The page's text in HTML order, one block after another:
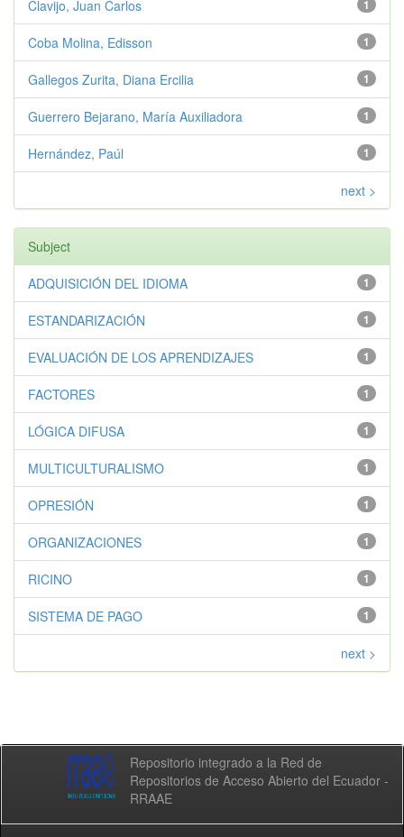
1
Clavijo, Juan Carlos
1
Coba Molina, Edisson
1
Gallegos Zurita, Diana Ercilia
1
Guerrero Bejarano, María Auxiliadora
1
Hernández, Paúl
next >
Subject
1
ADQUISICIÓN DEL IDIOMA
1
ESTANDARIZACIÓN
1
EVALUACIÓN DE LOS APRENDIZAJES
1
FACTORES
1
LÓGICA DIFUSA
1
MULTICULTURALISMO
1
OPRESIÓN
1
ORGANIZACIONES
1
RICINO
1
SISTEMA DE PAGO
next >
Repositorio integrado a la Red de
Repositorios de Acceso Abierto del Ecuador -
RRAAE